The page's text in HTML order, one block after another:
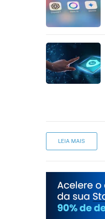
LEIA MAIS